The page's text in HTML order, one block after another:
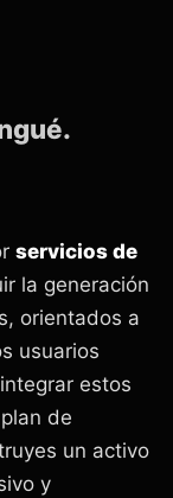
servicios de
la generación
orientados a
usuarios
estos
de
un activo
y